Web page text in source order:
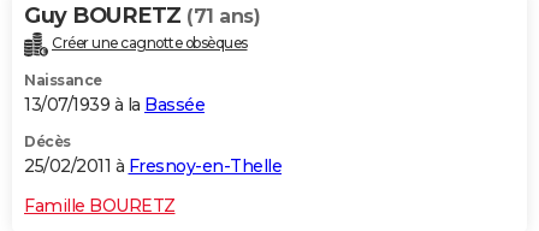
Guy BOURETZ (71 ans)
Créer une cagnotte obsèques
Naissance
13/07/1939 à la Bassée
Décès
25/02/2011 à Fresnoy-en-Thelle
Famille BOURETZ